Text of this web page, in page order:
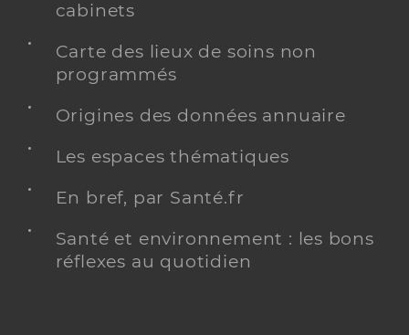
cabinets
Carte des lieux de soins non
programmés
Origines des données annuaire
Les espaces thématiques
En bref, par Santé.fr
Santé et environnement : les bons
réflexes au quotidien